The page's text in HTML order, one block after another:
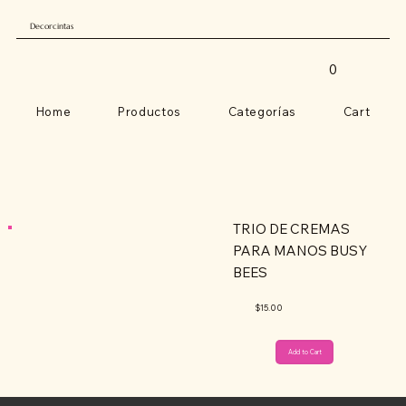
Decorcintas
Home Productos Categorías Cart
0
Add to Cart
TRIO DE CREMAS
PARA MANOS BUSY
BEES
$15.00